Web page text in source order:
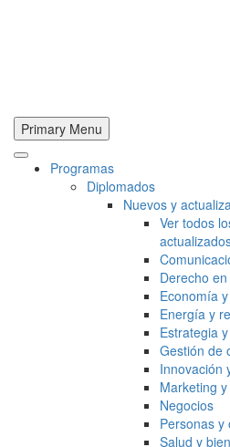
Primary Menu
Programas
Diplomados
Nuevos y
Ver todos
Derecho
Economía
Energía y
Estrategia
Gestión de
Innovación
Marketing
Negocios
Personas y
Salud y